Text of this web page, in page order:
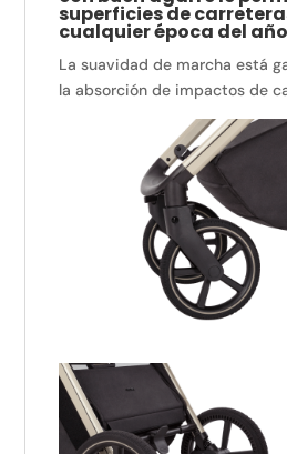
superficies de
cualquier época del
La suavidad de marcha está
la absorción de impactos de